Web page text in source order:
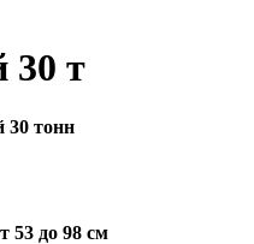
30 т
30 тонн
53 до 98 см